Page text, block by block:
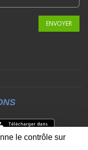
ENVOYER
le contrôle sur